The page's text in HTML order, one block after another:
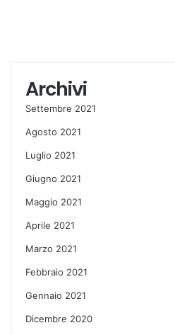
Archivi
Settembre 2021
Agosto 2021
Luglio 2021
Giugno 2021
Maggio 2021
Aprile 2021
Marzo 2021
Febbraio 2021
Gennaio 2021
Dicembre 2020